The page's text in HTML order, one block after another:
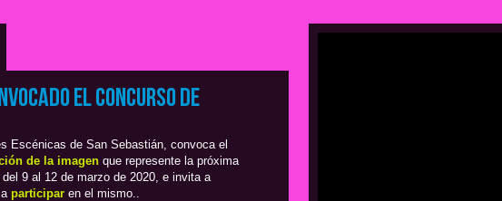
el concurso de
Escénicas de San Sebastián, convoca el
de la imagenque represente la próxima
9 al 12 de marzo de 2020, e invita a
participaren el mismo..